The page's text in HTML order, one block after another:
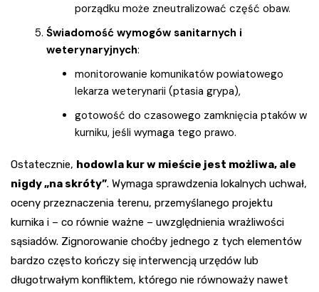
porządku może zneutralizować część obaw.
Świadomość wymogów sanitarnych i
weterynaryjnych:
monitorowanie komunikatów powiatowego
lekarza weterynarii (ptasia grypa),
gotowość do czasowego zamknięcia ptaków w
kurniku, jeśli wymaga tego prawo.
Ostatecznie, hodowla kur w mieście jest możliwa, ale
nigdy „na skróty”. Wymaga sprawdzenia lokalnych uchwał,
oceny przeznaczenia terenu, przemyślanego projektu
kurnika i – co równie ważne – uwzględnienia wrażliwości
sąsiadów. Zignorowanie choćby jednego z tych elementów
bardzo często kończy się interwencją urzędów lub
długotrwałym konfliktem, którego nie równoważy nawet